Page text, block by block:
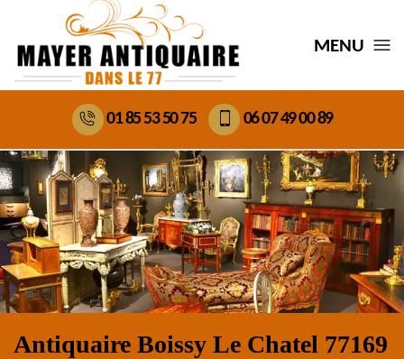
MENU
01 85 53 50 75 06 07 49 00 89
Antiquaire Boissy Le Chatel 77169